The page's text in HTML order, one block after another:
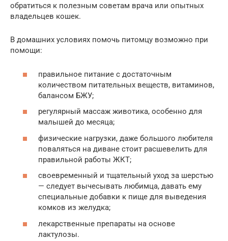
обратиться к полезным советам врача или опытных
владельцев кошек.
В домашних условиях помочь питомцу возможно при
помощи:
правильное питание с достаточным
количеством питательных веществ, витаминов,
балансом БЖУ;
регулярный массаж животика, особенно для
малышей до месяца;
физические нагрузки, даже большого любителя
поваляться на диване стоит расшевелить для
правильной работы ЖКТ;
своевременный и тщательный уход за шерстью
— следует вычесывать любимца, давать ему
специальные добавки к пище для выведения
комков из желудка;
лекарственные препараты на основе
лактулозы.